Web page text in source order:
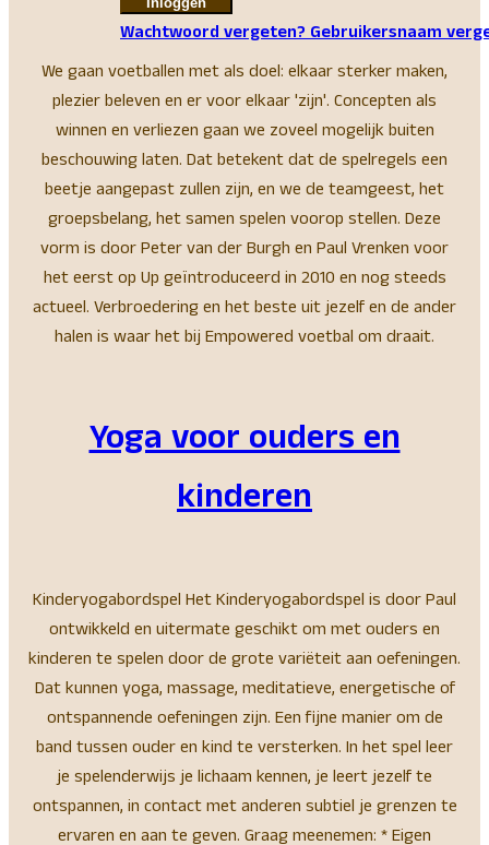
Wachtwoord vergeten?Gebruikersnaam
We gaan voetballen met als doel: elkaar sterker maken,
plezier beleven en er voor elkaar 'zijn'. Concepten als
winnen en verliezen gaan we zoveel mogelijk buiten
beschouwing laten. Dat betekent dat de spelregels een
beetje aangepast zullen zijn, en we de teamgeest, het
groepsbelang, het samen spelen voorop stellen. Deze
vorm is door Peter van der Burgh en Paul Vrenken voor
het eerst op Up geïntroduceerd in 2010 en nog steeds
actueel. Verbroedering en het beste uit jezelf en de ander
halen is waar het bij Empowered voetbal om draait.
Yoga voor ouders en
kinderen
Kinderyogabordspel Het Kinderyogabordspel is door Paul
ontwikkeld en uitermate geschikt om met ouders en
kinderen te spelen door de grote variëteit aan oefeningen.
Dat kunnen yoga, massage, meditatieve, energetische of
ontspannende oefeningen zijn. Een fijne manier om de
band tussen ouder en kind te versterken. In het spel leer
je spelenderwijs je lichaam kennen, je leert jezelf te
ontspannen, in contact met anderen subtiel je grenzen te
ervaren en aan te geven. Graag meenemen: * Eigen